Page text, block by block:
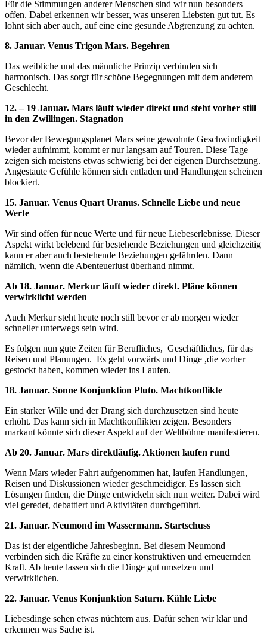
Für die Stimmungen anderer Menschen sind wir nun besonders
offen. Dabei erkennen wir besser, was unseren Liebsten gut tut. Es
lohnt sich aber auch, auf eine eine gesunde Abgrenzung zu achten.
8. Januar. Venus Trigon Mars. Begehren
Das weibliche und das männliche Prinzip verbinden sich
harmonisch. Das sorgt für schöne Begegnungen mit dem anderem
Geschlecht.
12. – 19 Januar. Mars läuft wieder direkt und steht vorher still
in den Zwillingen. Stagnation
Bevor der Bewegungsplanet Mars seine gewohnte Geschwindigkeit
wieder aufnimmt, kommt er nur langsam auf Touren. Diese Tage
zeigen sich meistens etwas schwierig bei der eigenen Durchsetzung.
Angestaute Gefühle können sich entladen und Handlungen scheinen
blockiert.
15. Januar. Venus Quart Uranus. Schnelle Liebe und neue
Werte
Wir sind offen für neue Werte und für neue Liebeserlebnisse. Dieser
Aspekt wirkt belebend für bestehende Beziehungen und gleichzeitig
kann er aber auch bestehende Beziehungen gefährden. Dann
nämlich, wenn die Abenteuerlust überhand nimmt.
Ab 18. Januar. Merkur läuft wieder direkt. Pläne können
verwirklicht werden
Auch Merkur steht heute noch still bevor er ab morgen wieder
schneller unterwegs sein wird.
Es folgen nun gute Zeiten für Berufliches, Geschäftliches, für das
Reisen und Planungen. Es geht vorwärts und Dinge ,die vorher
gestockt haben, kommen wieder ins Laufen.
18. Januar. Sonne Konjunktion Pluto. Machtkonflikte
Ein starker Wille und der Drang sich durchzusetzen sind heute
erhöht. Das kann sich in Machtkonflikten zeigen. Besonders
markant könnte sich dieser Aspekt auf der Weltbühne manifestieren.
Ab 20. Januar. Mars direktläufig. Aktionen laufen rund
Wenn Mars wieder Fahrt aufgenommen hat, laufen Handlungen,
Reisen und Diskussionen wieder geschmeidiger. Es lassen sich
Lösungen finden, die Dinge entwickeln sich nun weiter. Dabei wird
viel geredet, debattiert und Aktivitäten durchgeführt.
21. Januar. Neumond im Wassermann. Startschuss
Das ist der eigentliche Jahresbeginn. Bei diesem Neumond
verbinden sich die Kräfte zu einer konstruktiven und erneuernden
Kraft. Ab heute lassen sich die Dinge gut umsetzen und
verwirklichen.
22. Januar. Venus Konjunktion Saturn. Kühle Liebe
Liebesdinge sehen etwas nüchtern aus. Dafür sehen wir klar und
erkennen was Sache ist.